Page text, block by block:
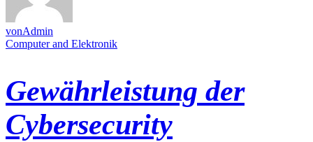
vonAdmin
Computer and Elektronik
Gewährleistung der
Cybersecurity